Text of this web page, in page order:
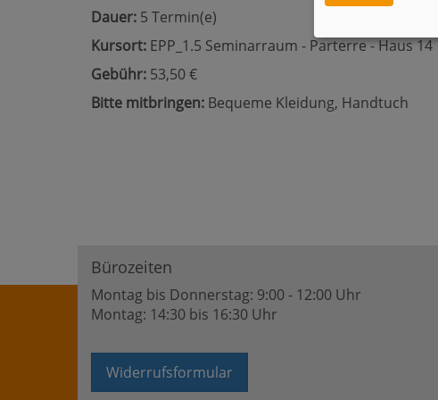
Dauer: 5 Termin(e)
Kursort: EPP_1.5 Seminarraum - Parterre - Haus 14
Gebühr: 53,50 €
Bitte mitbringen: Bequeme Kleidung, Handtuch
Bürozeiten
Montag bis Donnerstag: 9:00 - 12:00 Uhr
Montag: 14:30 bis 16:30 Uhr
Widerrufsformular